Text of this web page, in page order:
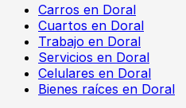
Carros en Doral
Cuartos en Doral
Trabajo en Doral
Servicios en Doral
Celulares en Doral
Bienes raíces en Doral